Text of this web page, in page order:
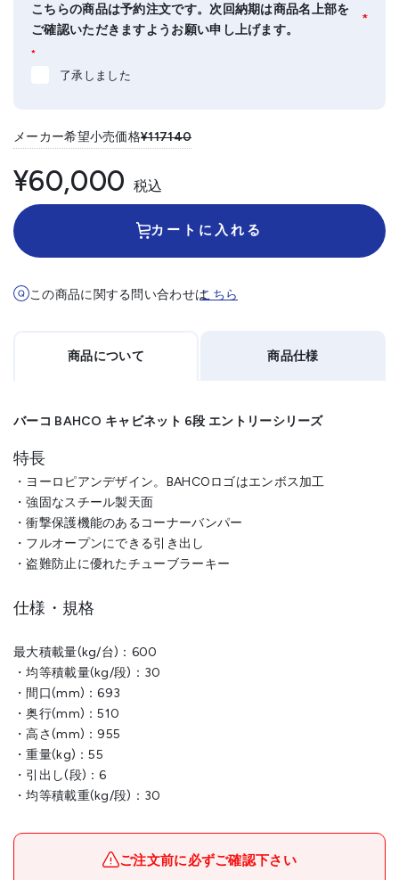
こちらの商品は予約注文です。次回納期は商品名上部を
ご確認いただきますようお願い申し上げます。
*
*
了承しました
メーカー希望小売価格¥117140
¥60,000 税込
カートに入れる
この商品に関する問い合わせはこちら
商品について
バーコ BAHCO キャビネット 6段 エントリーシリーズ
特長
・ヨーロピアンデザイン。BAHCOロゴはエンボス加工
・強固なスチール製天面
・衝撃保護機能のあるコーナーバンパー
・フルオープンにできる引き出し
・盗難防止に優れたチューブラーキー
仕様・規格
最大積載量(kg/台)：600
・均等積載量(kg/段)：30
・間口(mm)：693
・奥行(mm)：510
・高さ(mm)：955
・重量(kg)：55
・引出し(段)：6
・均等積載重(kg/段)：30
商品仕様
ご注文前に必ずご確認下さい